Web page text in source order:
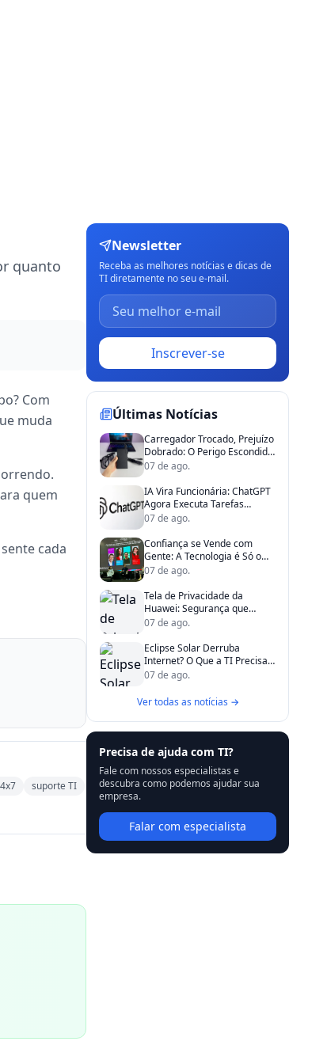
quanto
Com
muda
quem
cada
suporte TI
Newsletter
Receba as melhores notícias e dicas de
TI diretamente no seu e-mail.
Inscrever-se
Últimas Notícias
Carregador Trocado, Prejuízo
Dobrado: O Perigo Escondido
na Gaveta de TI
07 de ago.
IA Vira Funcionária: ChatGPT
Agora Executa Tarefas
Sozinho na Empresa
07 de ago.
Confiança se Vende com
Gente: A Tecnologia é Só o
Apoio
07 de ago.
Tela de Privacidade da
Huawei: Segurança que
Existe, mas Não é Para Todos
07 de ago.
Eclipse Solar Derruba
Internet? O Que a TI Precisa
Saber de Verdade
07 de ago.
Ver todas as notícias →
Precisa de ajuda com TI?
Fale com nossos especialistas e
descubra como podemos ajudar sua
empresa.
Falar com especialista